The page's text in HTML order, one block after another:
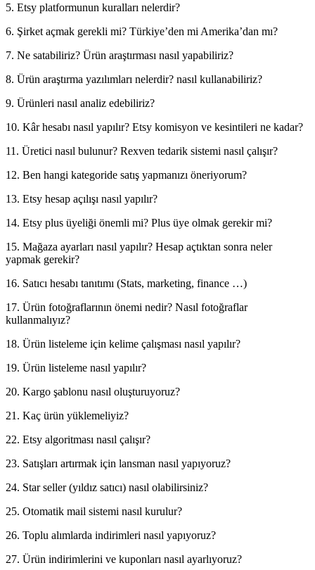
5. Etsy platformunun kuralları nelerdir?
6. Şirket açmak gerekli mi? Türkiye’den mi Amerika’dan mı?
7. Ne satabiliriz? Ürün araştırması nasıl yapabiliriz?
8. Ürün araştırma yazılımları nelerdir? nasıl kullanabiliriz?
9. Ürünleri nasıl analiz edebiliriz?
10. Kâr hesabı nasıl yapılır? Etsy komisyon ve kesintileri ne kadar?
11. Üretici nasıl bulunur? Rexven tedarik sistemi nasıl çalışır?
12. Ben hangi kategoride satış yapmanızı öneriyorum?
13. Etsy hesap açılışı nasıl yapılır?
14. Etsy plus üyeliği önemli mi? Plus üye olmak gerekir mi?
15. Mağaza ayarları nasıl yapılır? Hesap açtıktan sonra neler
yapmak gerekir?
16. Satıcı hesabı tanıtımı (Stats, marketing, finance …)
17. Ürün fotoğraflarının önemi nedir? Nasıl fotoğraflar
kullanmalıyız?
18. Ürün listeleme için kelime çalışması nasıl yapılır?
19. Ürün listeleme nasıl yapılır?
20. Kargo şablonu nasıl oluşturuyoruz?
21. Kaç ürün yüklemeliyiz?
22. Etsy algoritması nasıl çalışır?
23. Satışları artırmak için lansman nasıl yapıyoruz?
24. Star seller (yıldız satıcı) nasıl olabilirsiniz?
25. Otomatik mail sistemi nasıl kurulur?
26. Toplu alımlarda indirimleri nasıl yapıyoruz?
27. Ürün indirimlerini ve kuponları nasıl ayarlıyoruz?